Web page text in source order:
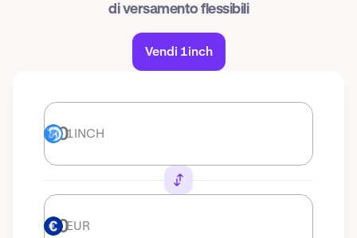
di versamento flessibili
Vendi 1inch
1INCH 1INCH
EUR EUR